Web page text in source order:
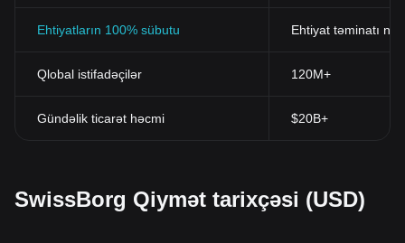
Ehtiyatların 100% sübutu Ehtiyat təminatı
Qlobal istifadəçilər 120M+
Gündəlik ticarət həcmi $20B+
SwissBorg Qiymət tarixçəsi (USD)